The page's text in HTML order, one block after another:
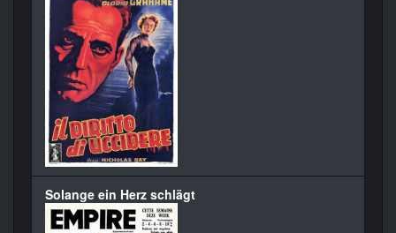
Solange ein Herz schlägt